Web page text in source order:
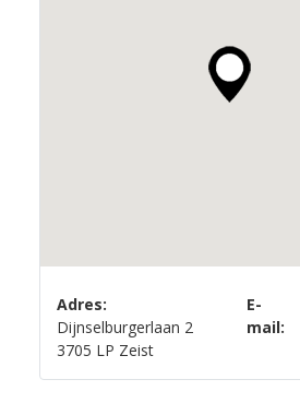
Adres:
Dijnselburgerlaan 2
3705 LP Zeist
E-
mail: